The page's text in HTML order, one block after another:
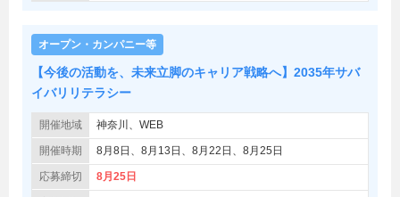
オープン・カンパニー等
【今後の活動を、未来立脚のキャリア戦略へ】2035年サバ
イバリリテラシー
開催地域 神奈川、WEB
開催時期 8月8日、8月13日、8月22日、8月25日
応募締切 8月25日